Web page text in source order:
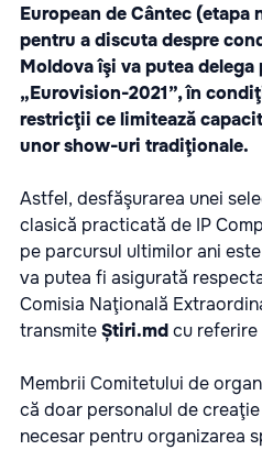
European de Cântec (etapa
pentru a discuta despre
Moldova îşi va putea
„Eurovision-2021”, în
restricţii ce limitează
unor show-uri tradiţionale.
Astfel, desfăşurarea unei
clasică practicată de IP
pe parcursul ultimilor ani
va putea fi asigurată
Comisia Naţională
transmiteȘtiri.mdcu referire
Membrii Comitetului de
că doar personalul de
necesar pentru organizarea